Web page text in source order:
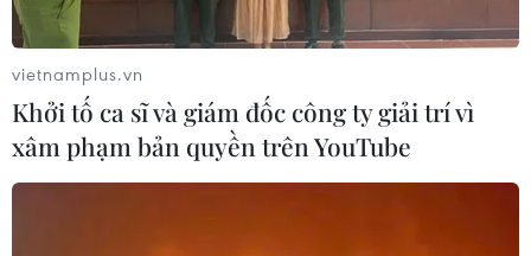
vietnamplus.vn
Khởi tố ca sĩ và giám đốc công ty giải trí vì
xâm phạm bản quyền trên YouTube